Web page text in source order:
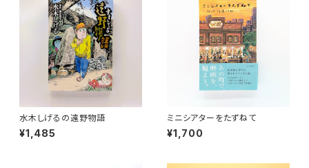
水木しげるの遠野物語
¥1,485
ミニシアターをたずねて
¥1,700